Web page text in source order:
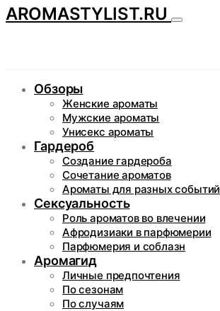
AROMASTYLIST.RU
Обзоры
Женские ароматы
Мужские ароматы
Унисекс ароматы
Гардероб
Создание гардероба
Сочетание ароматов
Ароматы для разных событий
Сексуальность
Роль ароматов во влечении
Афродизиаки в парфюмерии
Парфюмерия и соблазн
Аромагид
Личные предпочтения
По сезонам
По случаям